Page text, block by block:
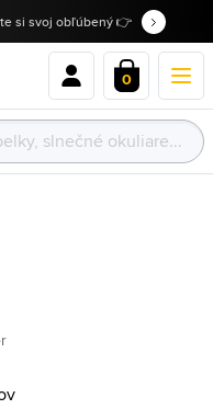
si svoj obľúbený 👉
0